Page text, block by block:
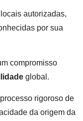
autorizadas,
por sua
compromisso
global.
rigoroso de
da origem da